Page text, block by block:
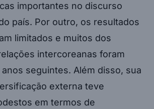
importantes no discurso
país. Por outro, os resultados
limitados e muitos dos
intercoreanas foram
seguintes. Além disso, sua
externa teve
em termos de